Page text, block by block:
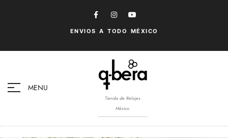
ENVIOS A TODO MÉXICO
MENU
Tienda de Relojes
México